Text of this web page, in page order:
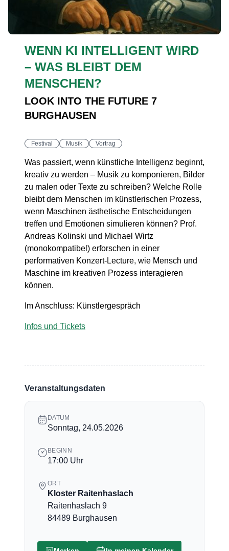
WENN KI INTELLIGENT WIRD
– WAS BLEIBT DEM
MENSCHEN?
LOOK INTO THE FUTURE 7
BURGHAUSEN
Festival Musik Vortrag
Was passiert, wenn künstliche Intelligenz beginnt,
kreativ zu werden – Musik zu komponieren, Bilder
zu malen oder Texte zu schreiben? Welche Rolle
bleibt dem Menschen im künstlerischen Prozess,
wenn Maschinen ästhetische Entscheidungen
treffen und Emotionen simulieren können? Prof.
Andreas Kolinski und Michael Wirtz
(monokompatibel) erforschen in einer
performativen Konzert-Lecture, wie Mensch und
Maschine im kreativen Prozess interagieren
können.
Im Anschluss: Künstlergespräch
Infos und Tickets
Veranstaltungsdaten
DATUM
Sonntag, 24.05.2026
BEGINN
17:00 Uhr
ORT
Kloster Raitenhaslach
Raitenhaslach 9
84489 Burghausen